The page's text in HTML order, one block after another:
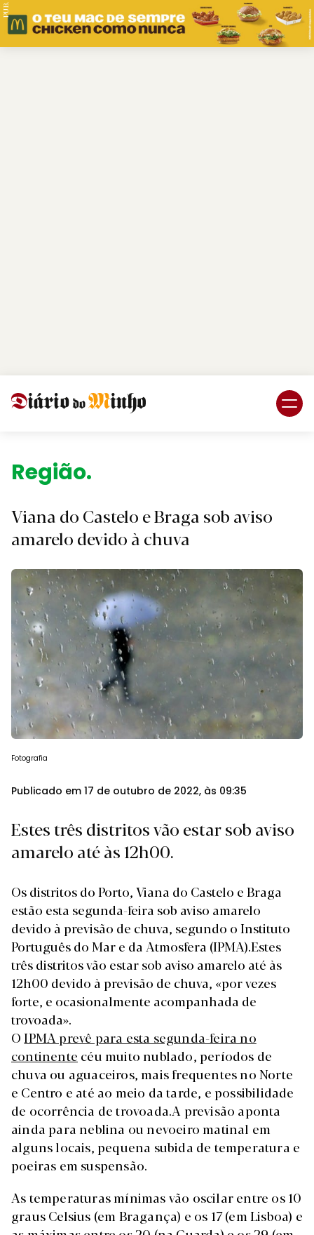
PUB.
Região.
Viana do Castelo e Braga sob aviso
amarelo devido à chuva
Fotografia
Publicado em 17 de outubro de 2022, às 09:35
Estes três distritos vão estar sob aviso
amarelo até às 12h00.
Os distritos do Porto, Viana do Castelo e Braga
estão esta segunda-feira sob aviso amarelo
devido à previsão de chuva, segundo o Instituto
Português do Mar e da Atmosfera (IPMA).Estes
três distritos vão estar sob aviso amarelo até às
12h00 devido à previsão de chuva, «por vezes
forte, e ocasionalmente acompanhada de
trovoada».
O IPMA prevê para esta segunda-feira no
continente céu muito nublado, períodos de
chuva ou aguaceiros, mais frequentes no Norte
e Centro e até ao meio da tarde, e possibilidade
de ocorrência de trovoada.A previsão aponta
ainda para neblina ou nevoeiro matinal em
alguns locais, pequena subida de temperatura e
poeiras em suspensão.
As temperaturas mínimas vão oscilar entre os 10
graus Celsius (em Bragança) e os 17 (em Lisboa) e